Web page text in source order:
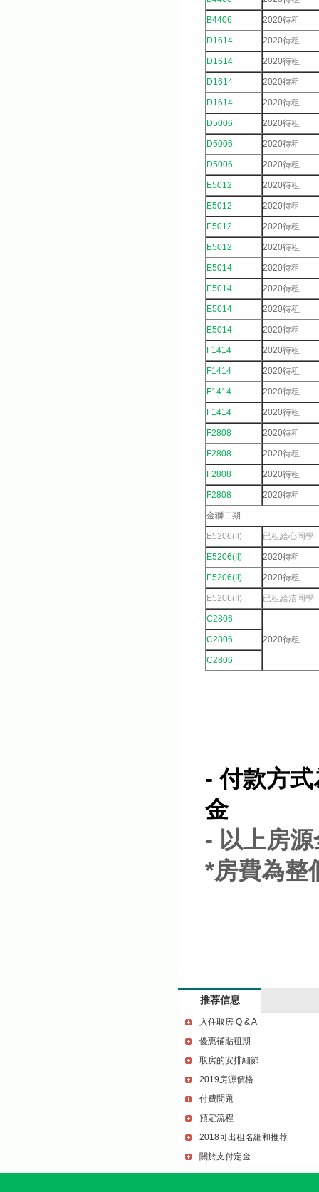
B4406 2020待租
D1614 2020待租
D1614 2020待租
D1614 2020待租
D1614 2020待租
D5006 2020待租
D5006 2020待租
D5006 2020待租
E5012 2020待租
E5012 2020待租
E5012 2020待租
E5012 2020待租
E5014 2020待租
E5014 2020待租
E5014 2020待租
E5014 2020待租
F1414 2020待租
F1414 2020待租
F1414 2020待租
F1414 2020待租
F2808 2020待租
F2808 2020待租
F2808 2020待租
F2808 2020待租
金獅二期
E5206(II) 已租給心同學
E5206(II) 2020待租
E5206(II) 2020待租
E5206(II) 已租給洁同學
C2806
2020待租
C2806
C2806
- 付款方
金
- 以上房
*房費為整
推荐信息
入住取房 Q & A
優惠補貼租期
取房的安排細節
2019房源價格
付費問題
預定流程
2018可出租名細和推荐
關於支付定金